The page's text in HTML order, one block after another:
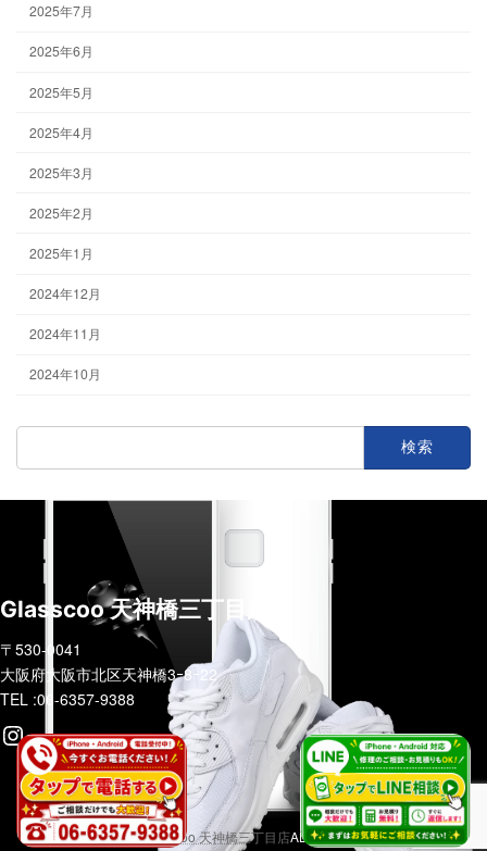
2025年7月
2025年6月
2025年5月
2025年4月
2025年3月
2025年2月
2025年1月
2024年12月
2024年11月
2024年10月
検
Glasscoo 天神橋三丁目店
〒530-0041
大阪府大阪市北区天神橋3ｰ8ｰ22
TEL :06-6357-9388
Instagram
COPYRIGHT (C)Glasscoo 天神橋三丁目店ALL RIGHTS RESERVED.